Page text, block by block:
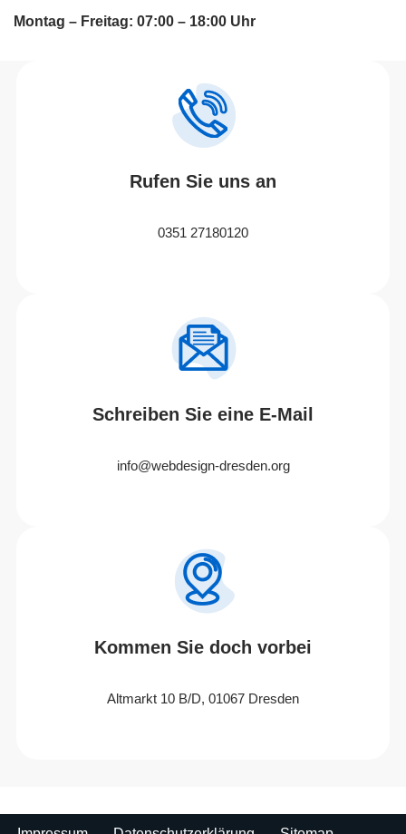
Montag – Freitag: 07:00 – 18:00 Uhr
Rufen Sie uns an
0351 27180120
Schreiben Sie eine E-Mail
info@webdesign-dresden.org
Kommen Sie doch vorbei
Altmarkt 10 B/D, 01067 Dresden